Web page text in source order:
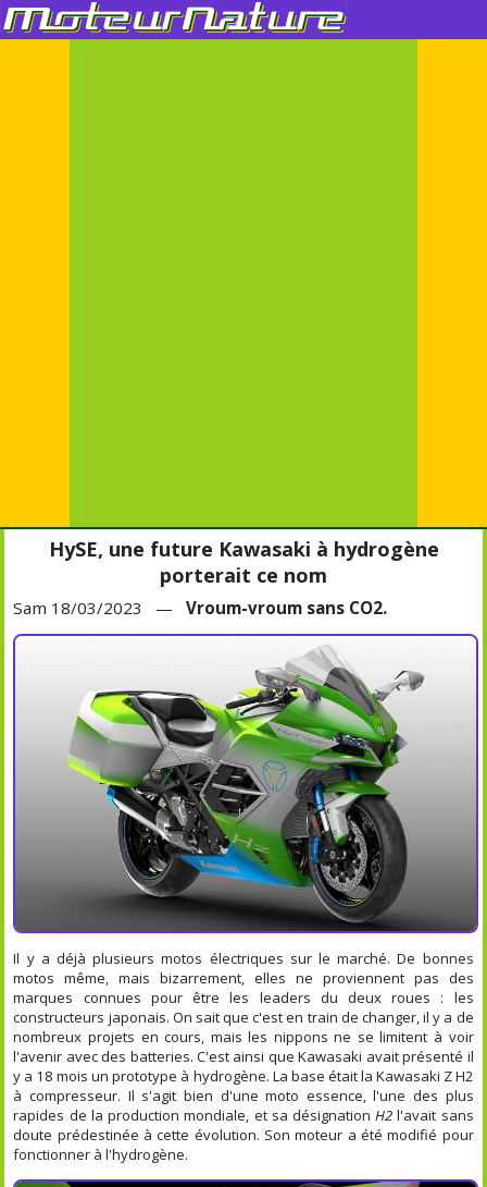
HySE, une future Kawasaki à hydrogène
porterait ce nom
Sam 18/03/2023 —Vroum-vroum sans CO2.
Il y a déjà plusieurs motos électriques sur le marché. De bonnes
motos même, mais bizarrement, elles ne proviennent pas des
marques connues pour être les leaders du deux roues : les
constructeurs japonais. On sait que c'est en train de changer, il y a de
nombreux projets en cours, mais les nippons ne se limitent à voir
l'avenir avec des batteries. C'est ainsi que Kawasaki avait présenté il
y a 18 mois un prototype à hydrogène. La base était la Kawasaki Z H2
à compresseur. Il s'agit bien d'une moto essence, l'une des plus
rapides de la production mondiale, et sa désignationH2 l'avait sans
doute prédestinée à cette évolution. Son moteur a été modifié pour
fonctionner à l'hydrogène.